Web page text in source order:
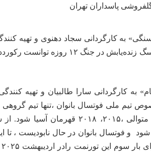
پاسداران تهران
سنگی» به کارگردانی سجاد دهنوی و تهیه
است که با سگ زنده‌یابش در جنگ
به کارگردانی سارا طالبیان و تهیه
تیم ملى فوتسال بانوان ،تنها تیم
شود و فوتسال بانوان در حال نابودیست ، تا